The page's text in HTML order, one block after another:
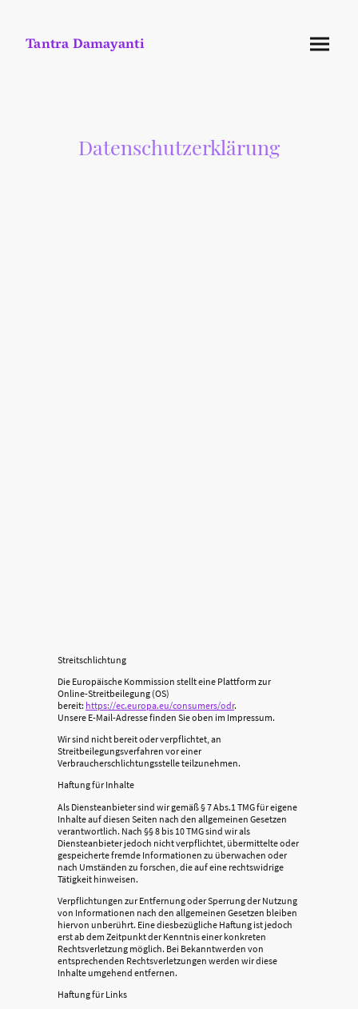
Tantra Damayanti
Datenschutzerklärung
Streitschlichtung
Die Europäische Kommission stellt eine Plattform zur
Online-Streitbeilegung (OS)
bereit: https://ec.europa.eu/consumers/odr.
Unsere E-Mail-Adresse finden Sie oben im Impressum.
Wir sind nicht bereit oder verpflichtet, an
Streitbeilegungsverfahren vor einer
Verbraucherschlichtungsstelle teilzunehmen.
Haftung für Inhalte
Als Diensteanbieter sind wir gemäß § 7 Abs.1 TMG für eigene
Inhalte auf diesen Seiten nach den allgemeinen Gesetzen
verantwortlich. Nach §§ 8 bis 10 TMG sind wir als
Diensteanbieter jedoch nicht verpflichtet, übermittelte oder
gespeicherte fremde Informationen zu überwachen oder
nach Umständen zu forschen, die auf eine rechtswidrige
Tätigkeit hinweisen.
Verpflichtungen zur Entfernung oder Sperrung der Nutzung
von Informationen nach den allgemeinen Gesetzen bleiben
hiervon unberührt. Eine diesbezügliche Haftung ist jedoch
erst ab dem Zeitpunkt der Kenntnis einer konkreten
Rechtsverletzung möglich. Bei Bekanntwerden von
entsprechenden Rechtsverletzungen werden wir diese
Inhalte umgehend entfernen.
Haftung für Links